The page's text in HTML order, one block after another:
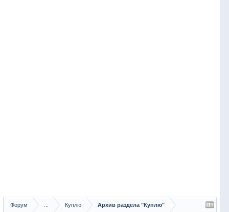
Форум Куплю Архив раздела "Куплю"